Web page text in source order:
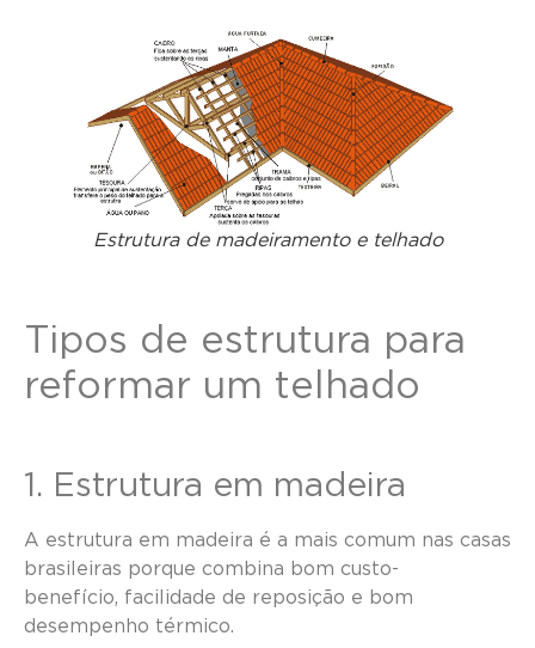
Estrutura de madeiramento e telhado
Tipos de estrutura para
reformar um telhado
1. Estrutura em madeira
A estrutura em madeira é a mais comum nas casas
brasileiras porque combina bom custo-
benefício, facilidade de reposição e bom
desempenho térmico.